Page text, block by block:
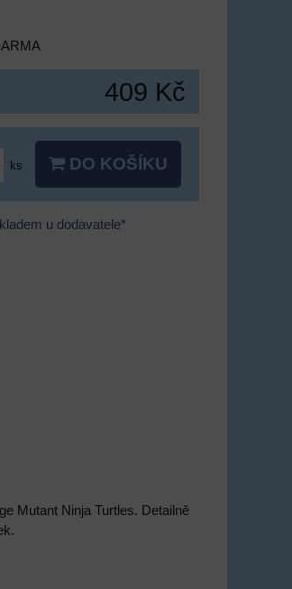
409 Kč
ks DO KOŠÍKU
u dodavatele*
Mutant Ninja Turtles. Detailně